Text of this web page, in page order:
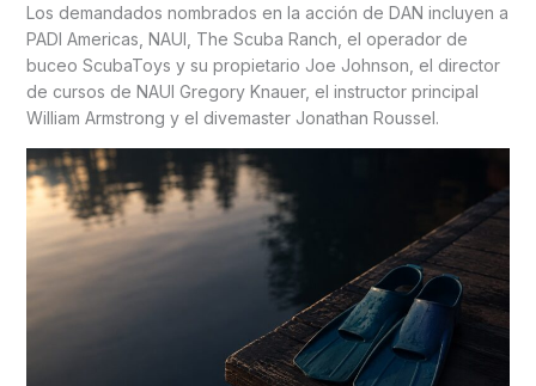
Los demandados nombrados en la acción de DAN incluyen a
PADI Americas, NAUI, The Scuba Ranch, el operador de
buceo ScubaToys y su propietario Joe Johnson, el director
de cursos de NAUI Gregory Knauer, el instructor principal
William Armstrong y el divemaster Jonathan Roussel.